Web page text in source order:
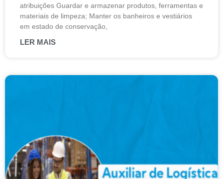
atribuições Guardar e armazenar produtos, ferramentas e
materiais de limpeza; Manter os banheiros e vestiários
em estado de conservação,
LER MAIS